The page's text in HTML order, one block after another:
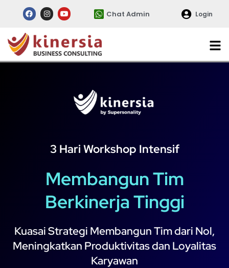
Chat Admin Login
3 Hari Workshop Intensif
Membangun Tim
Berkinerja Tinggi
Kuasai Strategi Membangun Tim dari Nol,
Meningkatkan Produktivitas dan Loyalitas
Karyawan